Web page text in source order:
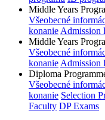
Middle Years
Všeobecné
konanie Admission
Middle Years
Všeobecné
konanie Admission
Diploma
Všeobecné
konanie Selection
Faculty DP Exams